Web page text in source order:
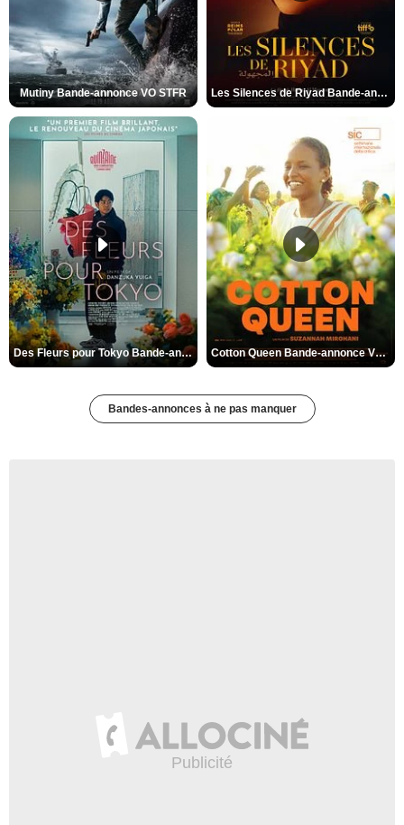
Mutiny Bande-annonce VO STFR Les Silences de Riyad Bande-annonce VO STFR
Des Fleurs pour Tokyo Bande-annonce VO STFR Cotton Queen Bande-annonce VO STFR
Bandes-annonces à ne pas manquer